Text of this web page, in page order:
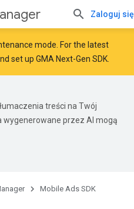
Zaloguj się
mode. For the latest
set up GMA Next-Gen SDK
treści na Twój
wygenerowane przez AI mogą
Mobile Ads SDK